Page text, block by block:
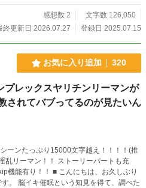
感想数 2
文字数 126,050
終更新日 2026.07.27
登録日 2025.07.15
お気に入り追加 320
プレックスヤリチンリーマンが
されてバブってるのが見たいん
ーンたっぷり15000文字越え！！！！(推
乱リーマン！！ ストーリーパートも充
機能有り！！ ■ こんにちは、お久しぶり
。 脳イキ催眠という知見を得て、調べた